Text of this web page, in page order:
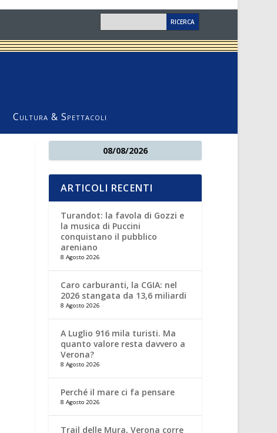
Cultura & Spettacoli
08/08/2026
ARTICOLI RECENTI
Turandot: la favola di Gozzi e
la musica di Puccini
conquistano il pubblico
areniano
8 Agosto 2026
Caro carburanti, la CGIA: nel
2026 stangata da 13,6 miliardi
8 Agosto 2026
A Luglio 916 mila turisti. Ma
quanto valore resta davvero a
Verona?
8 Agosto 2026
Perché il mare ci fa pensare
8 Agosto 2026
Trail delle Mura, Verona corre